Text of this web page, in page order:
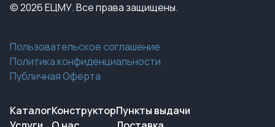
© 2026 ЕЦМУ. Все права защищены.
Пользовательское соглашение
Политика конфиденциальности
Публичная Оферта
КаталогКонструкторПункты выдачи